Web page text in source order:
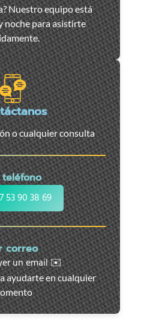
Nuestro equipo está
noche para asistirte
o cualquier consulta
teléfono
53 90 38 69
correo
un email ✉️
ayudarte en cualquier